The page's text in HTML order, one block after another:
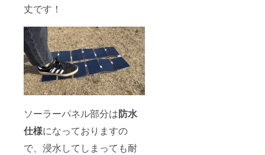
丈です！
ソーラーパネル部分は防水
仕様になっておりますの
で、浸水してしまっても耐